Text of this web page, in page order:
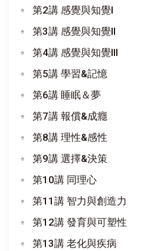
第2講 感覺與知覺I
第3講 感覺與知覺II
第4講 感覺與知覺III
第5講 學習&記憶
第6講 睡眠＆夢
第7講 報償&成癮
第8講 理性&感性
第9講 選擇&決策
第10講 同理心
第11講 智力與創造力
第12講 發育與可塑性
第13講 老化與疾病